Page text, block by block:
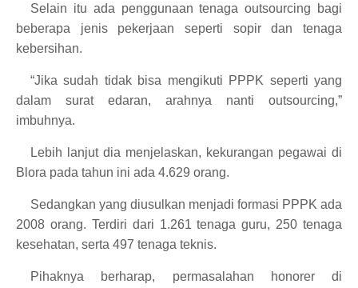
Selain itu ada penggunaan tenaga outsourcing bagi
beberapa jenis pekerjaan seperti sopir dan tenaga
kebersihan.
“Jika sudah tidak bisa mengikuti PPPK seperti yang
dalam surat edaran, arahnya nanti outsourcing,”
imbuhnya.
Lebih lanjut dia menjelaskan, kekurangan pegawai di
Blora pada tahun ini ada 4.629 orang.
Sedangkan yang diusulkan menjadi formasi PPPK ada
2008 orang. Terdiri dari 1.261 tenaga guru, 250 tenaga
kesehatan, serta 497 tenaga teknis.
Pihaknya berharap, permasalahan honorer di